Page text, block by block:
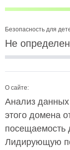
Безопасность для
Не
О сайте:
Анализ данных
этого домена
посещаемость
Лидирующую